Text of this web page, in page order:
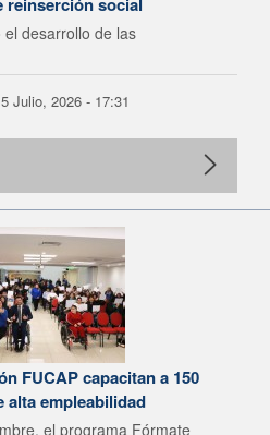
desarrollo de las
Julio, 2026 - 17:31
FUCAP capacitan a 150
alta empleabilidad
el programa Fórmate